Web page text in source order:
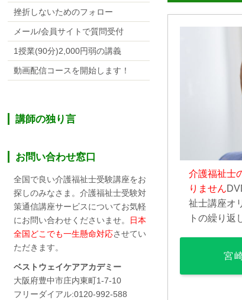
介護福祉士
りません
祉士講座オ
トの繰り返
宮
挫折しないためのフォロー
メール/会員サイトで質問受付
1授業(90分)2,000円弱の講義
動画配信コースを開始します！
講師の独り言
お問い合わせ窓口
全国で良い介護福祉士受験講座をお
探しのみなさま。介護福祉士受験対
策通信講座サービスについてお気軽
にお問い合わせくださいませ。 日本
全国どこでも一生懸命対応させてい
ただきます。
ベストウェイケアアカデミー
大阪府豊中市庄内東町1-7-10
フリーダイアル:0120-992-588